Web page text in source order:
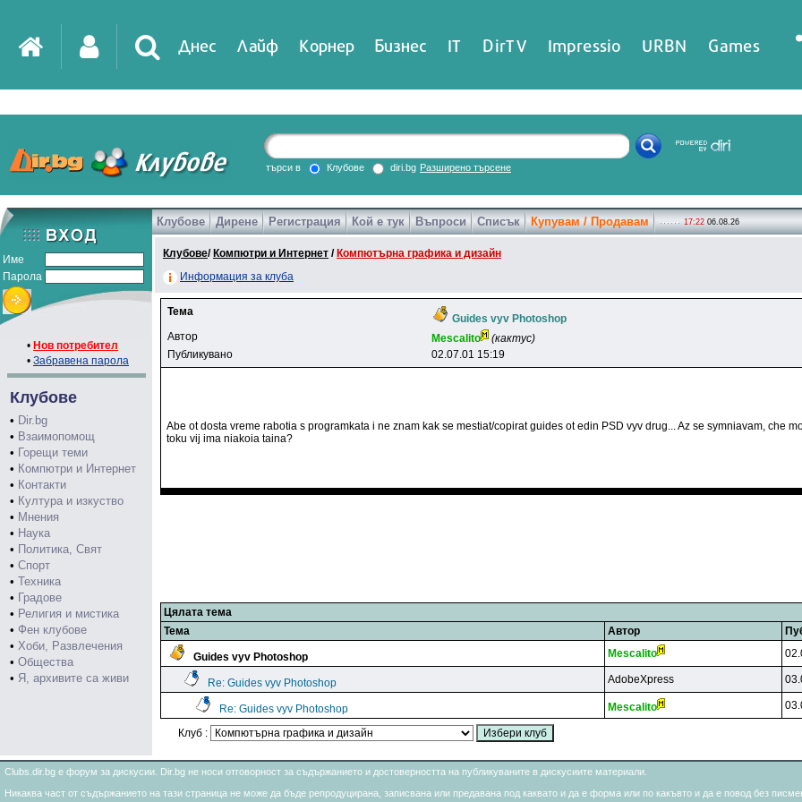
Днес Лайф Корнер Бизнес IT DirTV Impressio URBN Games
търси в Клубове diri.bg Разширено търсене
Име
Парола
• Нов потребител
• Забравена парола
Клубове
• Dir.bg
• Взаимопомощ
• Горещи теми
• Компютри и Интернет
• Контакти
• Култура и изкуство
• Мнения
• Наука
• Политика, Свят
• Спорт
• Техника
• Градове
• Религия и мистика
• Фен клубове
• Хоби, Развлечения
• Общества
• Я, архивите са живи
Клубове Дирене Регистрация Кой е тук Въпроси Списък Купувам / Продавам 17:22 06.08.26
Клубове/ Компютри и Интернет / Компютърна графика и дизайн
Информация за клуба
Тема
Guides vyv Photoshop
Автор
Mescalito
(кактус)
Публикувано
02.07.01 15:19
Abe ot dosta vreme rabotia s programkata i ne znam kak se mestiat/copirat guides ot edin PSD vyv drug... Az se symniavam, che
toku vij ima niakoia taina?
Цялата тема
Тема
Автор
Guides vyv Photoshop Mescalito
Re: Guides vyv Photoshop AdobeXpress
Re: Guides vyv Photoshop Mescalito
Клуб :
Clubs.dir.bg е форум за дискусии. Dir.bg не носи отговорност за съдържанието и достоверността на публикуваните в дискусиите материали.
Никаква част от съдържанието на тази страница не може да бъде репродуцирана, записвана или предавана под каквато и да е форма или по какъвто и да е повод без